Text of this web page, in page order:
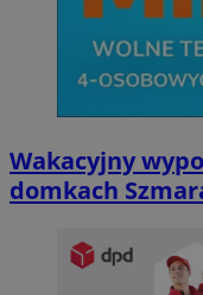
Wakacyjny
domkach